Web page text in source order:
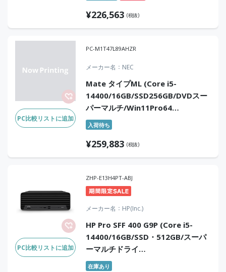
¥226,563 (税抜)
PC比較リストに追加
PC-M1T47L89AHZR
メーカー名 NEC
Mate タイプML (Core i5-
14400/16GB/SSD256GB/DVDスー
パーマルチ/Win11Pro64
25H2/Office Home & Business
2024 デジタルアタッチ版)
入荷待ち
¥259,883 (税抜)
PC比較リストに追加
ZHP-E13H4PT-ABJ
メーカー名 HP(Inc.)
HP Pro SFF 400 G9P (Core i5-
14400/16GB/SSD・512GB/スーパ
ーマルチドライ
ブ/Win11Pro/Office無)
在庫あり